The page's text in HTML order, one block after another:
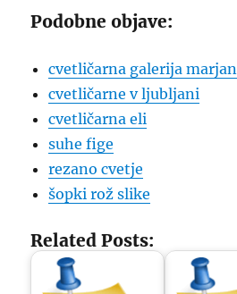
Podobne objave:
cvetličarna galerija
cvetličarne v ljubljani
cvetličarna eli
suhe fige
rezano cvetje
šopki rož slike
Related Posts: